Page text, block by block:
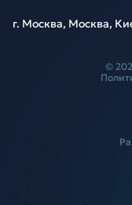
г. Москва, Москва,
©